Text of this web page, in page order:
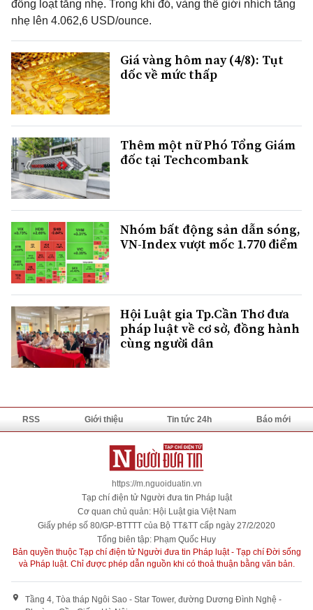
đồng loạt tăng nhẹ. Trong khi đó, vàng thế giới nhích tăng
nhẹ lên 4.062,6 USD/ounce.
Giá vàng hôm nay (4/8): Tụt
dốc về mức thấp
Thêm một nữ Phó Tổng Giám
đốc tại Techcombank
Nhóm bất động sản dẫn sóng,
VN-Index vượt mốc 1.770 điểm
Hội Luật gia Tp.Cần Thơ đưa
pháp luật về cơ sở, đồng hành
cùng người dân
RSS Giới thiệu Tin tức 24h Báo mới
https://m.nguoiduatin.vn
Tạp chí điện tử Người đưa tin Pháp luật
Cơ quan chủ quản: Hội Luật gia Việt Nam
Giấy phép số 80/GP-BTTTT của Bộ TT&TT cấp ngày 27/2/2020
Tổng biên tập: Phạm Quốc Huy
Bản quyền thuộc Tạp chí điện tử Người đưa tin Pháp luật - Tạp chí Đời sống
và Pháp luật. Chỉ được phép dẫn nguồn khi có thoả thuận bằng văn bản.
Tầng 4, Tòa tháp Ngôi Sao - Star Tower, đường Dương Đình Nghệ -